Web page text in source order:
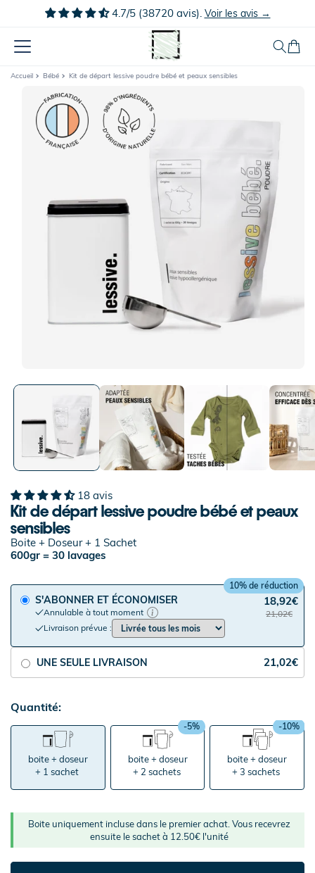
passer au
4.7/5 (38720 avis). Voir les avis →
Panier
Accueil Bébé Kit de départ lessive poudre bébé et peaux sensibles
informations
produits
18 avis
Kit de départ lessive poudre bébé et peaux
sensibles
Boite + Doseur + 1 Sachet
600gr = 30 lavages
S'ABONNER ET ÉCONOMISER
Annulable à tout moment
Livraison prévue :
10% de réduction
21,02€
18,92€
UNE SEULE LIVRAISON 21,02€
Quantité:
boite + doseur
+ 1 sachet
-5%
boite + doseur
+ 2 sachets
-10%
boite + doseur
+ 3 sachets
Boite uniquement incluse dans le premier achat. Vous recevrez
ensuite le sachet à 12.50€ l'unité